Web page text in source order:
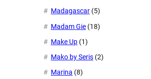
Madagascar (5)
Madam Gie (18)
Make Up (1)
Mako by Seris (2)
Marina (8)